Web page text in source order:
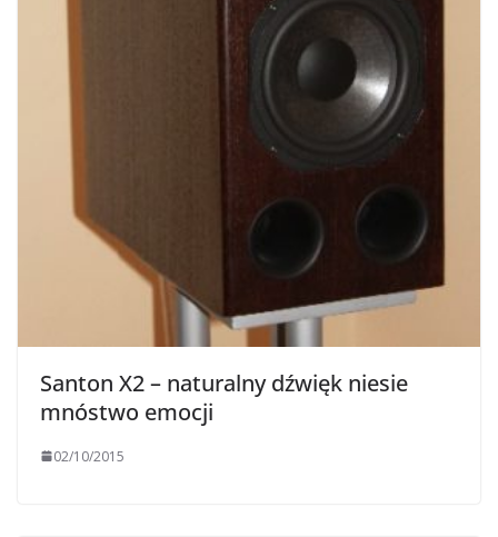
Santon X2 – naturalny dźwięk niesie
mnóstwo emocji
02/10/2015